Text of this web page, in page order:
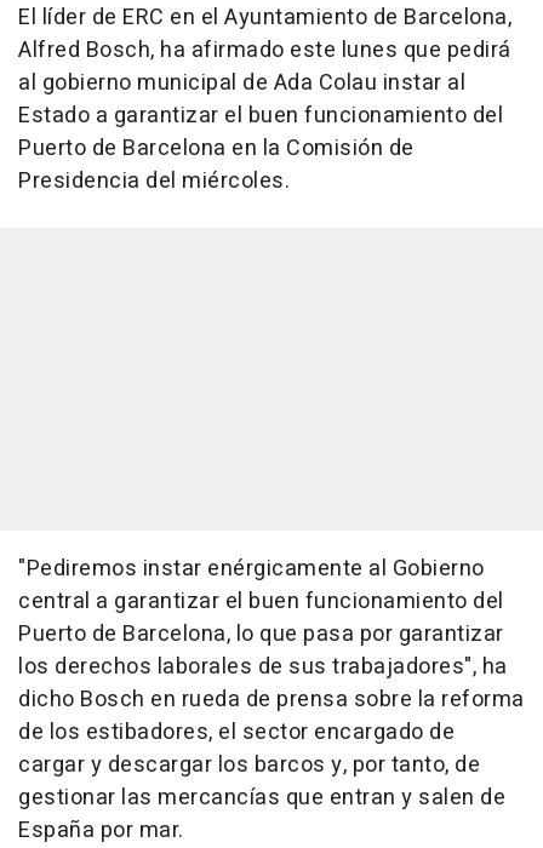
El líder de ERC en el Ayuntamiento de Barcelona,
Alfred Bosch, ha afirmado este lunes que pedirá
al gobierno municipal de Ada Colau instar al
Estado a garantizar el buen funcionamiento del
Puerto de Barcelona en la Comisión de
Presidencia del miércoles.
"Pediremos instar enérgicamente al Gobierno
central a garantizar el buen funcionamiento del
Puerto de Barcelona, lo que pasa por garantizar
los derechos laborales de sus trabajadores", ha
dicho Bosch en rueda de prensa sobre la reforma
de los estibadores, el sector encargado de
cargar y descargar los barcos y, por tanto, de
gestionar las mercancías que entran y salen de
España por mar.